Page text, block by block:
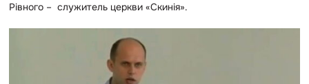
Рівного – служитель церкви «Скинія».